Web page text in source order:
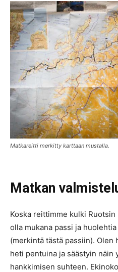
Matkareitti merkitty karttaan mustalla.
Matkan
Koska reittimme kulki
olla mukana passi ja
(merkintä tästä passiin).
heti pentuina ja säästyin näin
hankkimisen suhteen.